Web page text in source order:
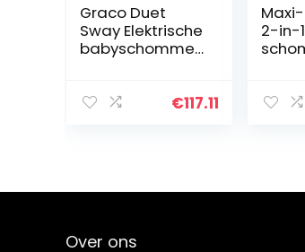
Graco Duet
Sway Elektrische
babyschommel
kg, met
€117.11
2-in-
Over ons